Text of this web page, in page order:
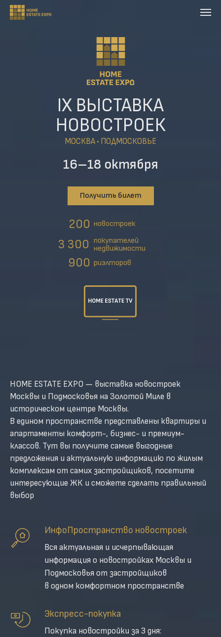
IX ВЫСТАВКА
НОВОСТРОЕК
16–18 октября
МОСКВА • ПОДМОСКОВЬЕ
Получить билет
новостроек
200
риэлторов
900
покупателей
недвижимости
3 300
HOME ESTATE EXPO — выставка новостроек
Москвы и Подмосковья на Золотой Миле в
историческом центре Москвы.
В едином пространстве представлены квартиры и
апартаменты комфорт-, бизнес- и премиум-
классов. Тут вы получите самые выгодные
предложения и актуальную информацию по жилым
комплексам от самих застройщиков, посетите
интересующие ЖК и сможете сделать правильный
выбор
ИнфоПространство новостроек
Вся актуальная и исчерпывающая
информация о новостройках Москвы и
Подмосковья от застройщиков
в одном комфортном пространстве
Экспресс-покупка
Покупка новостройки за 3 дня: